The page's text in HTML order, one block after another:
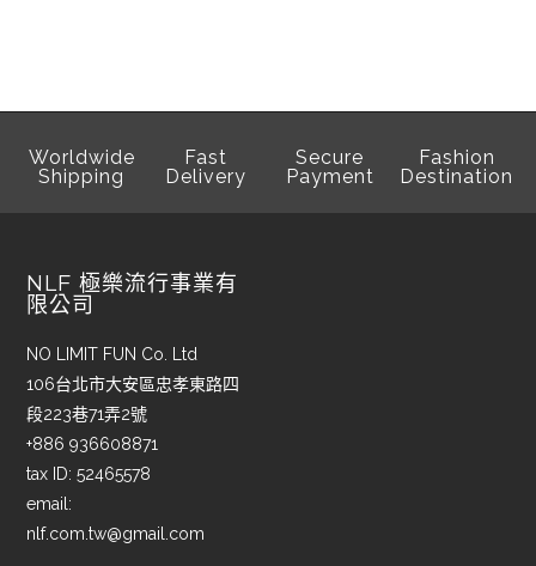
Worldwide
Shipping
Fast
Delivery
Secure
Payment
Fashion
Destination
NLF 極樂流行事業有
限公司
NO LIMIT FUN Co. Ltd
106台北市大安區忠孝東路四
段223巷71弄2號
+886 936608871
tax ID: 52465578
email:
nlf.com.tw@gmail.com